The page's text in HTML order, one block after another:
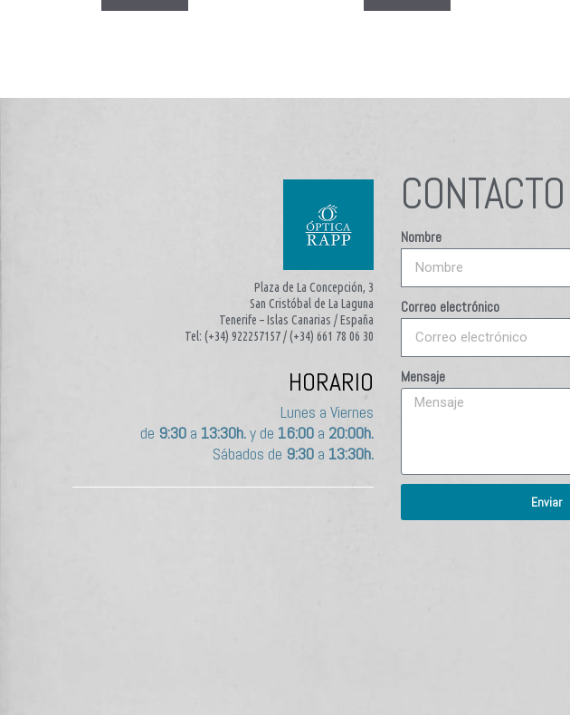
Plaza de La Concepción, 3
San Cristóbal de La Laguna
Tenerife – Islas Canarias / España
Tel: (+34) 922257157 / (+34) 661 78 06 30
HORARIO
Lunes a Viernes
de 9:30a 13:30h.y de 16:00a 20:00h.
Sábados de 9:30a 13:30h.
CONTACTO
Nombre
Correo electrónico
Mensaje
Enviar